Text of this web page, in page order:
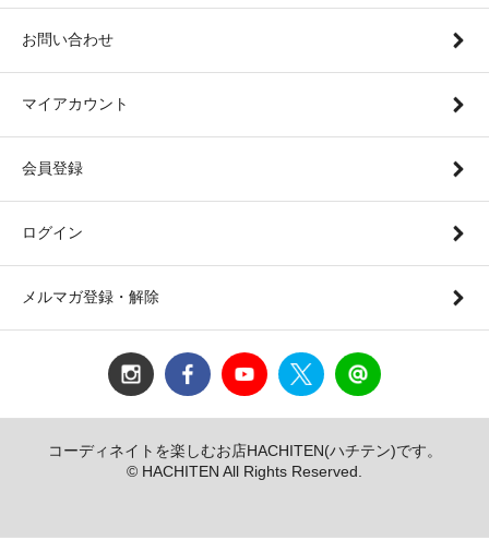
お問い合わせ
マイアカウント
会員登録
ログイン
メルマガ登録・解除
コーディネイトを楽しむお店HACHITEN(ハチテン)です。
© HACHITEN All Rights Reserved.